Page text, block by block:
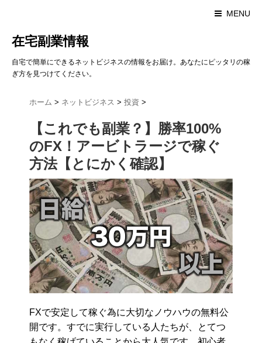
MENU
在宅副業情報
自宅で簡単にできるネットビジネスの情報をお届け。あなたにピッタリの稼
ぎ方を見つけてください。
ホーム > ネットビジネス > 投資 >
【これでも副業？】勝率100%
のFX！アービトラージで稼ぐ
方法【とにかく確認】
FXで安定して稼ぐ為に大切なノウハウの無料公
開です。すでに実行している人たちが、とてつ